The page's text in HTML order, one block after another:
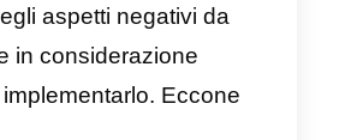
per i settori aziendali
sempre, presenta sia
che svantaggi.